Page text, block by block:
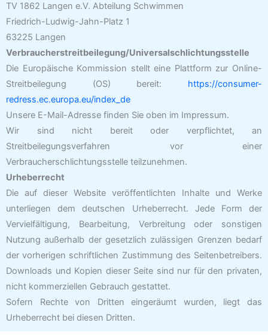
TV 1862 Langen e.V. Abteilung Schwimmen
Friedrich-Ludwig-Jahn-Platz 1
63225 Langen
Verbraucherstreitbeilegung/Universalschlichtungsstelle
Die Europäische Kommission stellt eine Plattform zur Online-
Streitbeilegung (OS) bereit: https://consumer-
redress.ec.europa.eu/index_de
Unsere E-Mail-Adresse finden Sie oben im Impressum.
Wir sind nicht bereit oder verpflichtet, an
Streitbeilegungsverfahren vor einer
Verbraucherschlichtungsstelle teilzunehmen.
Urheberrecht
Die auf dieser Website veröffentlichten Inhalte und Werke
unterliegen dem deutschen Urheberrecht. Jede Form der
Vervielfältigung, Bearbeitung, Verbreitung oder sonstigen
Nutzung außerhalb der gesetzlich zulässigen Grenzen bedarf
der vorherigen schriftlichen Zustimmung des Seitenbetreibers.
Downloads und Kopien dieser Seite sind nur für den privaten,
nicht kommerziellen Gebrauch gestattet.
Sofern Rechte von Dritten eingeräumt wurden, liegt das
Urheberrecht bei diesen Dritten.